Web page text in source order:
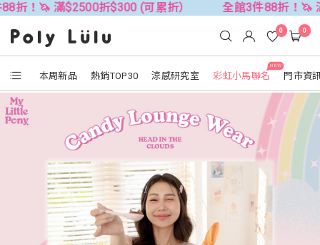
折$300 (可累折） 全館3件88折！🦄 滿$2500折
本周新品 熱銷TOP30 涼感研究室
NEW
彩虹小馬聯名 門市資
0 0